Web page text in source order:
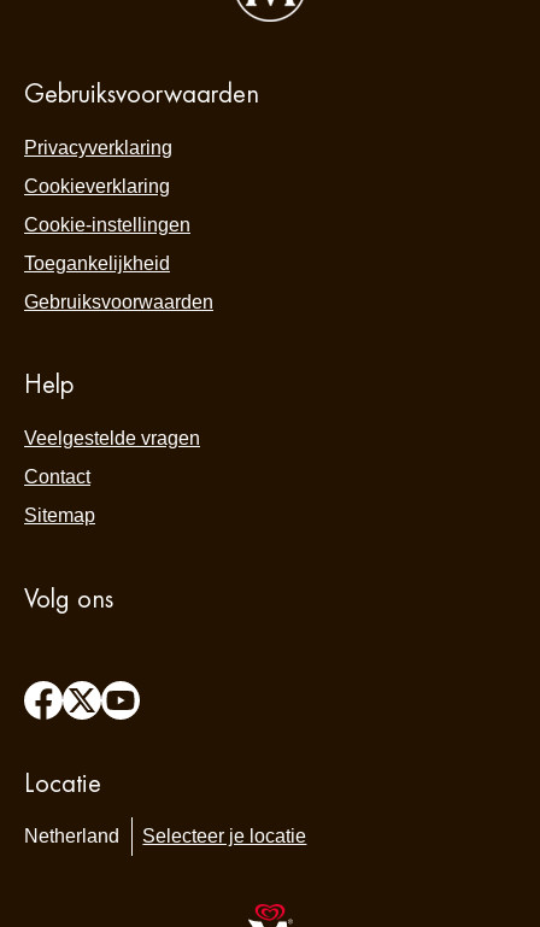
Gebruiksvoorwaarden
Privacyverklaring
Cookieverklaring
Cookie-instellingen
Toegankelijkheid
Gebruiksvoorwaarden
Help
Veelgestelde vragen
Contact
Sitemap
Volg ons
Locatie
Netherland Selecteer je locatie